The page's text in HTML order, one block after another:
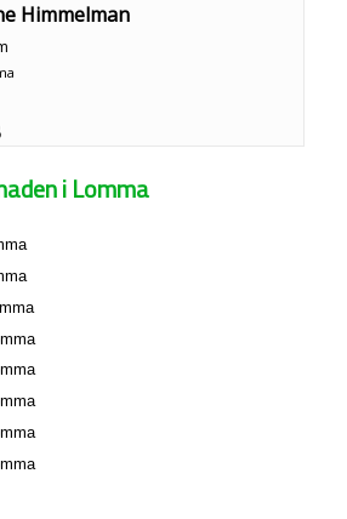
Himmelman
Barnmorskemottagning
i Lomma